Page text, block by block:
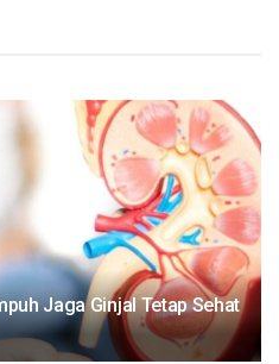
Jaga Ginjal Tetap Sehat